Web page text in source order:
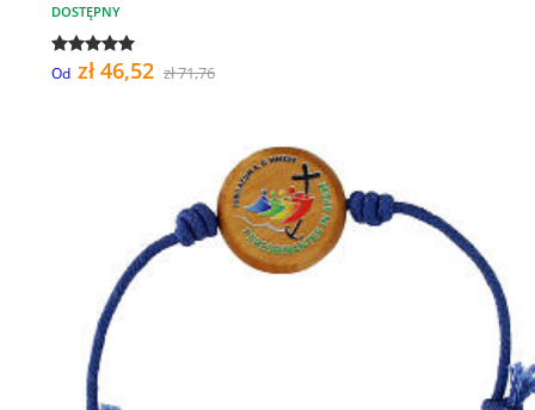
DOSTĘPNY
Od zł 46,52 zł 71,76